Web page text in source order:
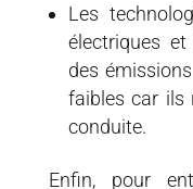
Les
électriques
des
faibles car ils
conduite.
Enfin, pour